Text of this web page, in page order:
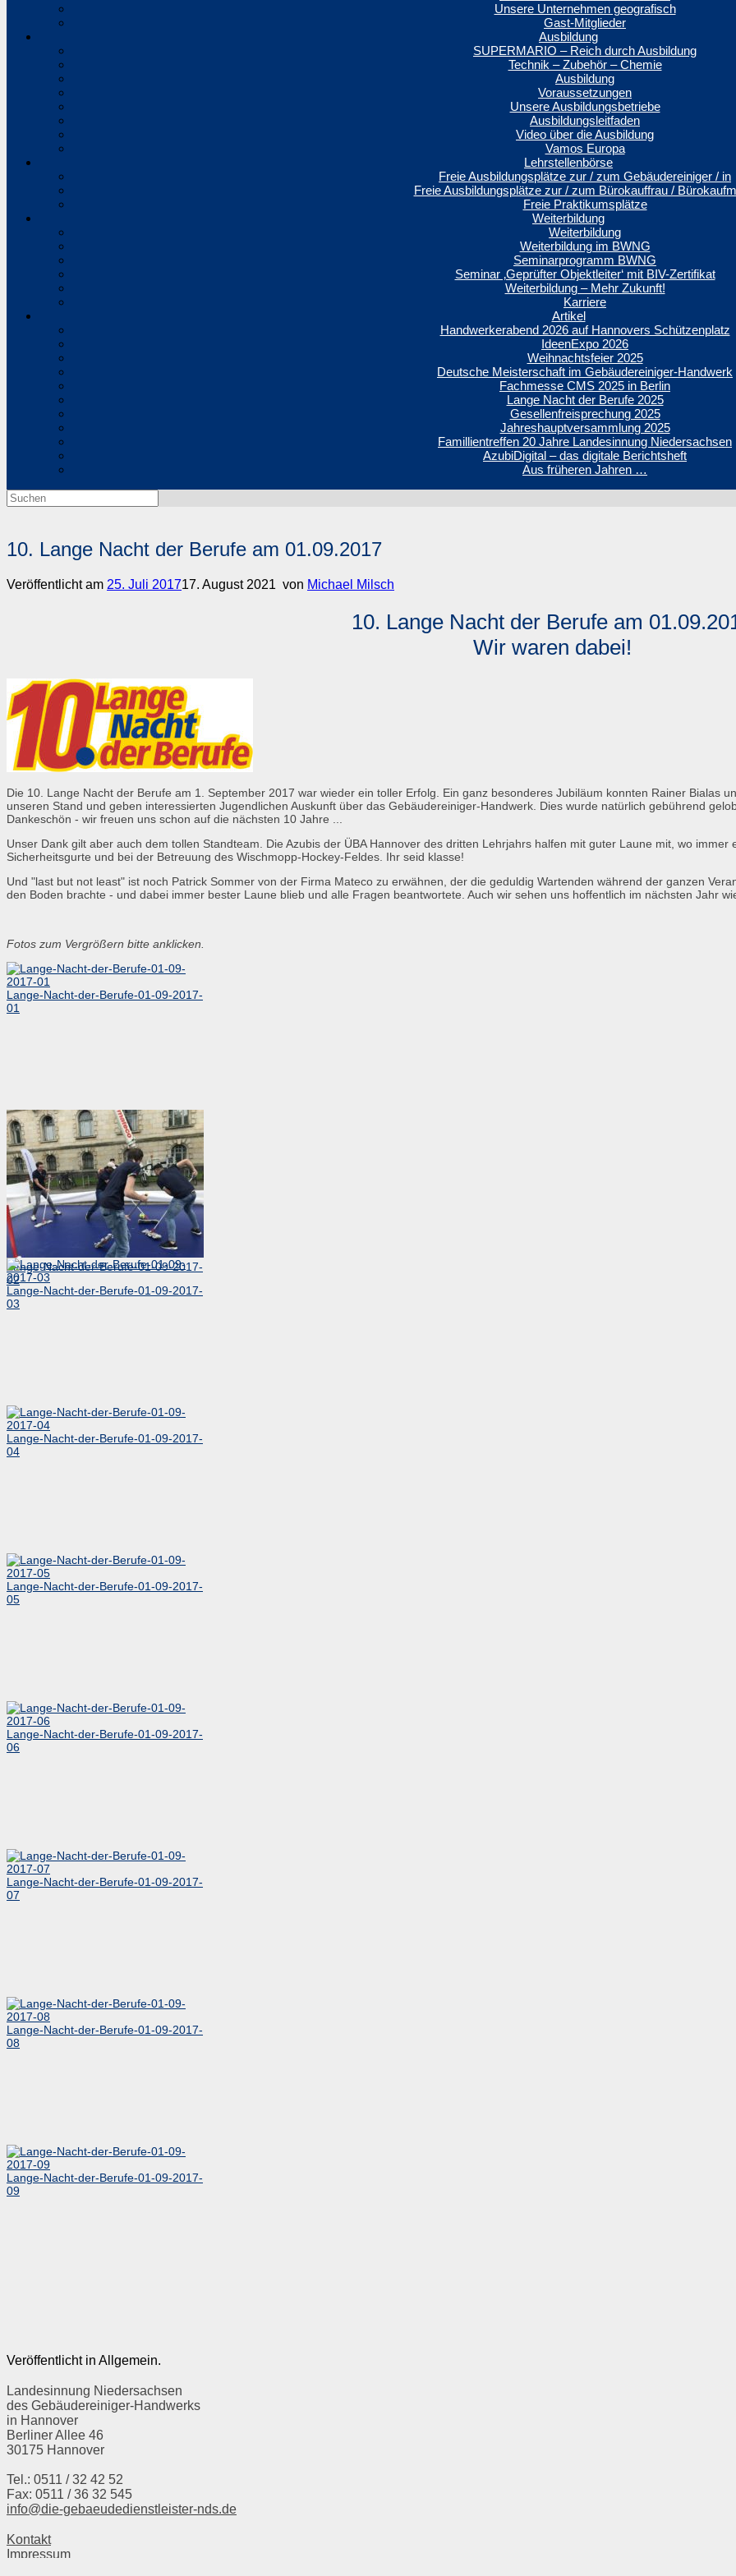
Unsere Unternehmen geografisch
Gast-Mitglieder
Ausbildung
SUPERMARIO – Reich durch Ausbildung
Technik – Zubehör – Chemie
Ausbildung
Voraussetzungen
Unsere Ausbildungsbetriebe
Ausbildungsleitfaden
Video über die Ausbildung
Vamos Europa
Lehrstellenbörse
Freie Ausbildungsplätze zur / zum Gebäudereiniger / in
Freie Ausbildungsplätze zur / zum Bürokauffrau /
Freie Praktikumsplätze
Weiterbildung
Weiterbildung
Weiterbildung im BWNG
Seminarprogramm BWNG
Seminar ‚Geprüfter Objektleiter‘ mit BIV-Zertifikat
Weiterbildung – Mehr Zukunft!
Karriere
Artikel
Handwerkerabend 2026 auf Hannovers Schützenplatz
IdeenExpo 2026
Weihnachtsfeier 2025
Deutsche Meisterschaft im Gebäudereiniger-Handwerk
Fachmesse CMS 2025 in Berlin
Lange Nacht der Berufe 2025
Gesellenfreisprechung 2025
Jahreshauptversammlung 2025
Famillientreffen 20 Jahre Landesinnung Niedersachsen
AzubiDigital – das digitale Berichtsheft
Aus früheren Jahren …
Suchen
nach:
10. Lange Nacht der Berufe am 01.09.2017
Veröffentlicht am 25. Juli 201717. August 2021 von Michael Milsch
10. Lange Nacht der Berufe am
Wir waren dabei!
Die 10. Lange Nacht der Berufe am 1. September 2017 war wieder ein toller Erfolg. Ein ganz besonderes Jubiläum konnten Rainer Bialas
unseren Stand und geben interessierten Jugendlichen Auskunft über das Gebäudereiniger-Handwerk. Dies wurde natürlich gebührend
Dankeschön - wir freuen uns schon auf die nächsten 10 Jahre ...
Unser Dank gilt aber auch dem tollen Standteam. Die Azubis der ÜBA Hannover des dritten Lehrjahrs halfen mit guter Laune mit, wo
Sicherheitsgurte und bei der Betreuung des Wischmopp-Hockey-Feldes. Ihr seid klasse!
Und "last but not least" ist noch Patrick Sommer von der Firma Mateco zu erwähnen, der die geduldig Wartenden während der ganzen
den Boden brachte - und dabei immer bester Laune blieb und alle Fragen beantwortete. Auch wir sehen uns hoffentlich im nächsten Jahr
Fotos zum Vergrößern bitte anklicken.
Lange-Nacht-der-Berufe-01-09-2017-
01
Lange-Nacht-der-Berufe-01-09-2017-
02
Lange-Nacht-der-Berufe-01-09-2017-
03
Lange-Nacht-der-Berufe-01-09-2017-
04
Lange-Nacht-der-Berufe-01-09-2017-
05
Lange-Nacht-der-Berufe-01-09-2017-
06
Lange-Nacht-der-Berufe-01-09-2017-
07
Lange-Nacht-der-Berufe-01-09-2017-
08
Lange-Nacht-der-Berufe-01-09-2017-
09
Veröffentlicht in Allgemein.
Landesinnung Niedersachsen
des Gebäudereiniger-Handwerks
in Hannover
Berliner Allee 46
30175 Hannover
Tel.: 0511 / 32 42 52
Fax: 0511 / 36 32 545
info@die-gebaeudedienstleister-nds.de
Kontakt
Impressum